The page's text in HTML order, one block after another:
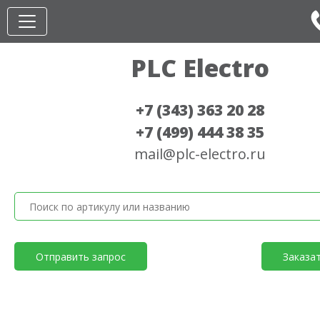
PLC Electro
+7 (343) 363 20 28
+7 (499) 444 38 35
mail@plc-electro.ru
Отправить запрос